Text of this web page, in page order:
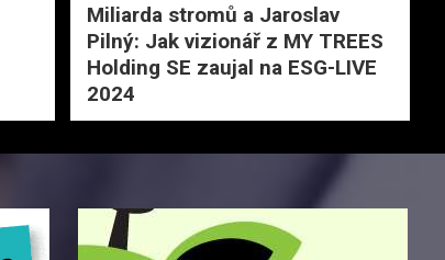
Miliarda stromů a Jaroslav
Pilný: Jak vizionář z MY TREES
Holding SE zaujal na ESG-LIVE
2024